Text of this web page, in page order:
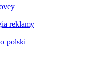
reklamy
polski